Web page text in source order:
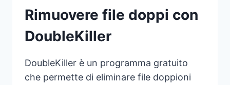
Rimuovere file doppi con
DoubleKiller
DoubleKiller è un programma gratuito
che permette di eliminare file doppioni